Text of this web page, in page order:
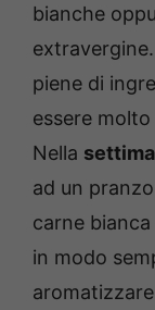
bianche
piene di
essere
Nella
ad un
carne
in modo